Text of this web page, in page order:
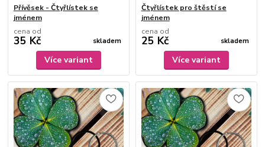
Přívěsek - Čtyřlístek se
jménem
cena od
35 Kč skladem
Více variant
Čtyřlístek pro štěstí se
jménem
cena od
25 Kč skladem
Více variant